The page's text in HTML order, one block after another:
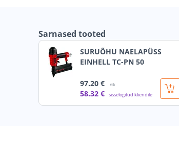
Sarnased tooted
SURUÕHU NAELAPÜSS
EINHELL TC-PN 50
97.20 € /tk
58.32 € sisselogitud kliendile